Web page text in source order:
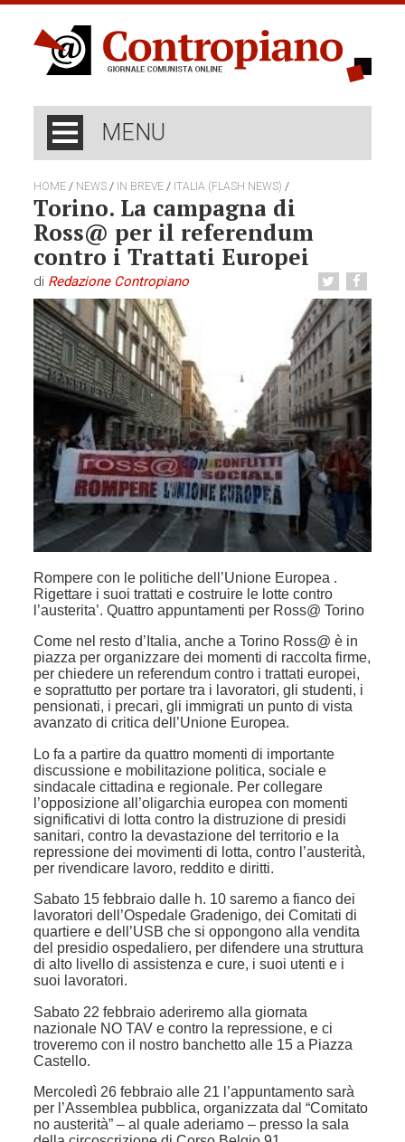
MENU
HOME / NEWS / IN BREVE / ITALIA (FLASH NEWS) /
Torino. La campagna di
Ross@ per il referendum
contro i Trattati Europei
di Redazione Contropiano
Rompere con le politiche dell’Unione Europea .
Rigettare i suoi trattati e costruire le lotte contro
l’austerita’. Quattro appuntamenti per Ross@ Torino
Come nel resto d’Italia, anche a Torino Ross@ è in
piazza per organizzare dei momenti di raccolta firme,
per chiedere un referendum contro i trattati europei,
e soprattutto per portare tra i lavoratori, gli studenti, i
pensionati, i precari, gli immigrati un punto di vista
avanzato di critica dell’Unione Europea.
Lo fa a partire da quattro momenti di importante
discussione e mobilitazione politica, sociale e
sindacale cittadina e regionale. Per collegare
l’opposizione all’oligarchia europea con momenti
significativi di lotta contro la distruzione di presidi
sanitari, contro la devastazione del territorio e la
repressione dei movimenti di lotta, contro l’austerità,
per rivendicare lavoro, reddito e diritti.
Sabato 15 febbraio dalle h. 10 saremo a fianco dei
lavoratori dell’Ospedale Gradenigo, dei Comitati di
quartiere e dell’USB che si oppongono alla vendita
del presidio ospedaliero, per difendere una struttura
di alto livello di assistenza e cure, i suoi utenti e i
suoi lavoratori.
Sabato 22 febbraio aderiremo alla giornata
nazionale NO TAV e contro la repressione, e ci
troveremo con il nostro banchetto alle 15 a Piazza
Castello.
Mercoledì 26 febbraio alle 21 l’appuntamento sarà
per l’Assemblea pubblica, organizzata dal “Comitato
no austerità” – al quale aderiamo – presso la sala